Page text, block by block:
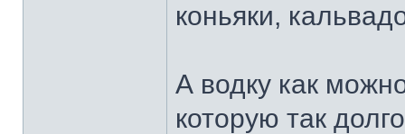
коньяки,
А водку как
которую так